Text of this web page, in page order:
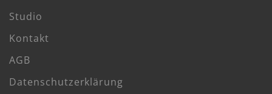
Studio
Kontakt
AGB
Datenschutzerklärung